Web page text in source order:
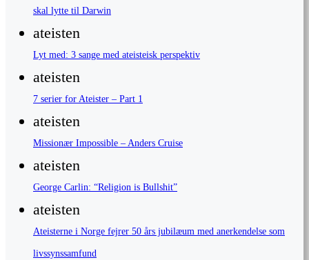
skal lytte til Darwin
ateisten
Lyt med: 3 sange med ateisteisk perspektiv
ateisten
7 serier for Ateister – Part 1
ateisten
Missionær Impossible – Anders Cruise
ateisten
George Carlin: “Religion is Bullshit”
ateisten
Ateisterne i Norge fejrer 50 års jubilæum med anerkendelse som
livssynssamfund